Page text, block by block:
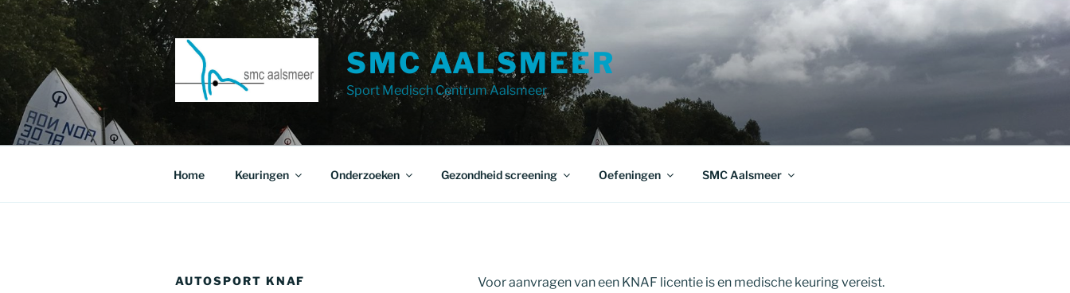
Ga
naar
de
inhoud
SMC AALSMEER
Sport Medisch Centrum Aalsmeer
Home Keuringen Onderzoeken Gezondheid screening Oefeningen SMC Aalsmeer
AUTOSPORT KNAF
Voor aanvragen van een KNAF licentie is en medische keuring vereist.